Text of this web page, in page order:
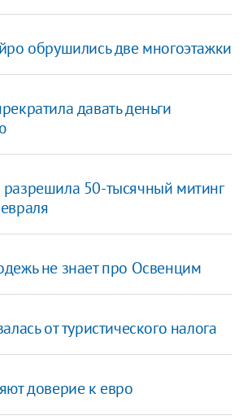
обрушились две многоэтажки
давать деньги
50-тысячный митинг
не знает про Освенцим
от туристического налога
доверие к евро